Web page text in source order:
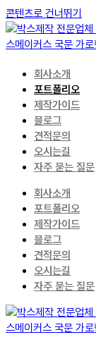
콘텐츠로 건너뛰기
회사소개
포트폴리오
제작가이드
블로그
견적문의
오시는길
자주 묻는 질문
회사소개
포트폴리오
제작가이드
블로그
견적문의
오시는길
자주 묻는 질문